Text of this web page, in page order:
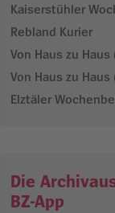
Kaiserstühler
Rebland Kurier
Von Haus zu
Von Haus zu
Elztäler
Die
BZ-App